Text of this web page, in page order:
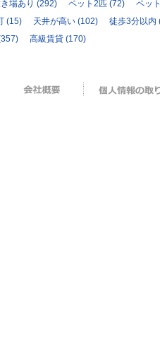
場あり (292) ペット2匹 (72)
ペッ
(15) 天井が高い (102) 徒歩3分以内
高級賃貸 (170)